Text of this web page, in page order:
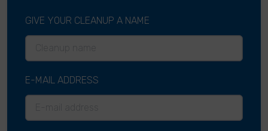
GIVE YOUR CLEANUP A NAME
E-MAIL ADDRESS